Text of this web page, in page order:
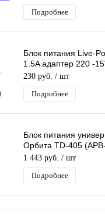
Подробнее
Блок питания Live-
1.5A адаптер 220 -
м, штекер 4,0*1,7 мм
230 руб. / шт
Подробнее
Блок питания
Орбита TD-405
разъёма, ЗУ авто)/40
1 443 руб. / шт
Подробнее